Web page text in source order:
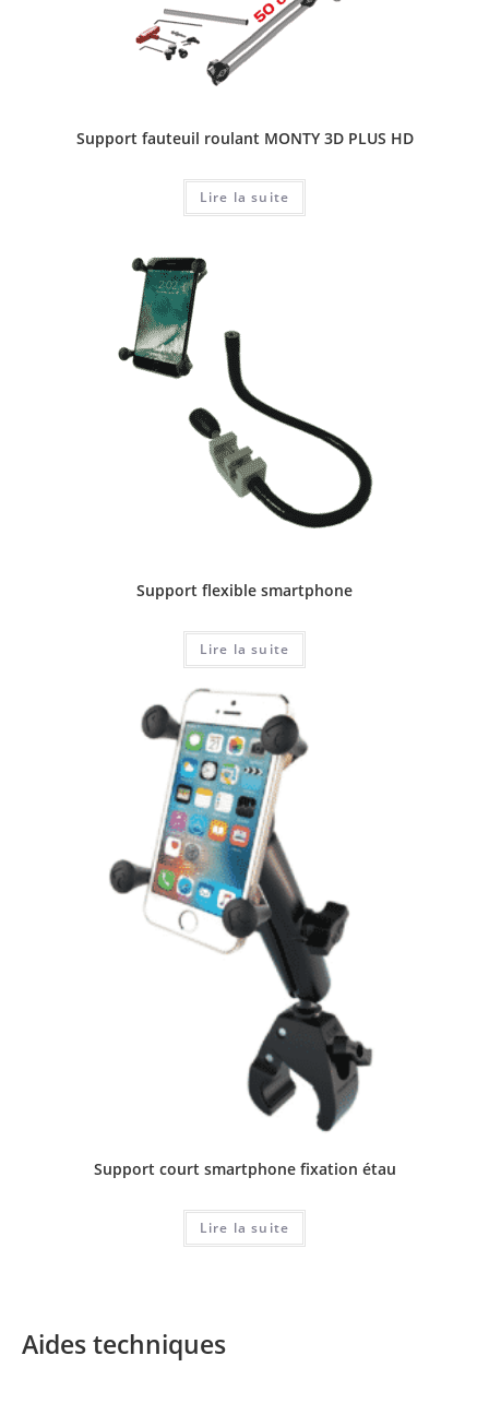
Support fauteuil roulant MONTY 3D PLUS HD
Lire la suite
Support flexible smartphone
Lire la suite
Support court smartphone fixation étau
Lire la suite
Aides techniques